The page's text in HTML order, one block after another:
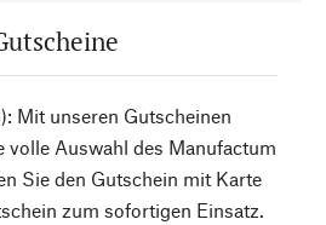
Mit unseren Gutscheinen
volle Auswahl des Manufactum
Sie den Gutschein mit Karte
zum sofortigen Einsatz.